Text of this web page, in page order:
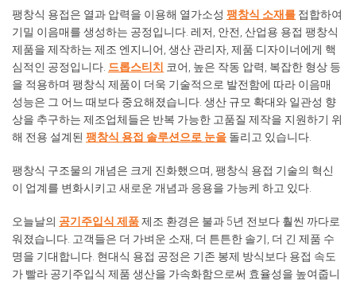
팽창식 용접은 열과 압력을 이용해 열가소성 팽창식 소재를 접합하여
기밀 이음매를 생성하는 공정입니다. 레저, 안전, 산업용 용접 팽창식
제품을 제작하는 제조 엔지니어, 생산 관리자, 제품 디자이너에게 핵
심적인 공정입니다. 드롭스티치 코어, 높은 작동 압력, 복잡한 형상 등
을 적용하며 팽창식 제품이 더욱 기술적으로 발전함에 따라 이음매
성능은 그 어느 때보다 중요해졌습니다. 생산 규모 확대와 일관성 향
상을 추구하는 제조업체들은 반복 가능한 고품질 제작을 지원하기 위
해 전용 설계된 팽창식 용접 솔루션으로 눈을 돌리고 있습니다.
팽창식 구조물의 개념은 크게 진화했으며, 팽창식 용접 기술의 혁신
이 업계를 변화시키고 새로운 개념과 응용을 가능케 하고 있다.
오늘날의 공기주입식 제품제조 환경은 불과 5년 전보다 훨씬 까다로
워졌습니다. 고객들은 더 가벼운 소재, 더 튼튼한 솔기, 더 긴 제품 수
명을 기대합니다. 현대식 용접 공정은 기존 봉제 방식보다 용접 속도
가 빨라 공기주입식 제품 생산을 가속화함으로써 효율성을 높여줍니